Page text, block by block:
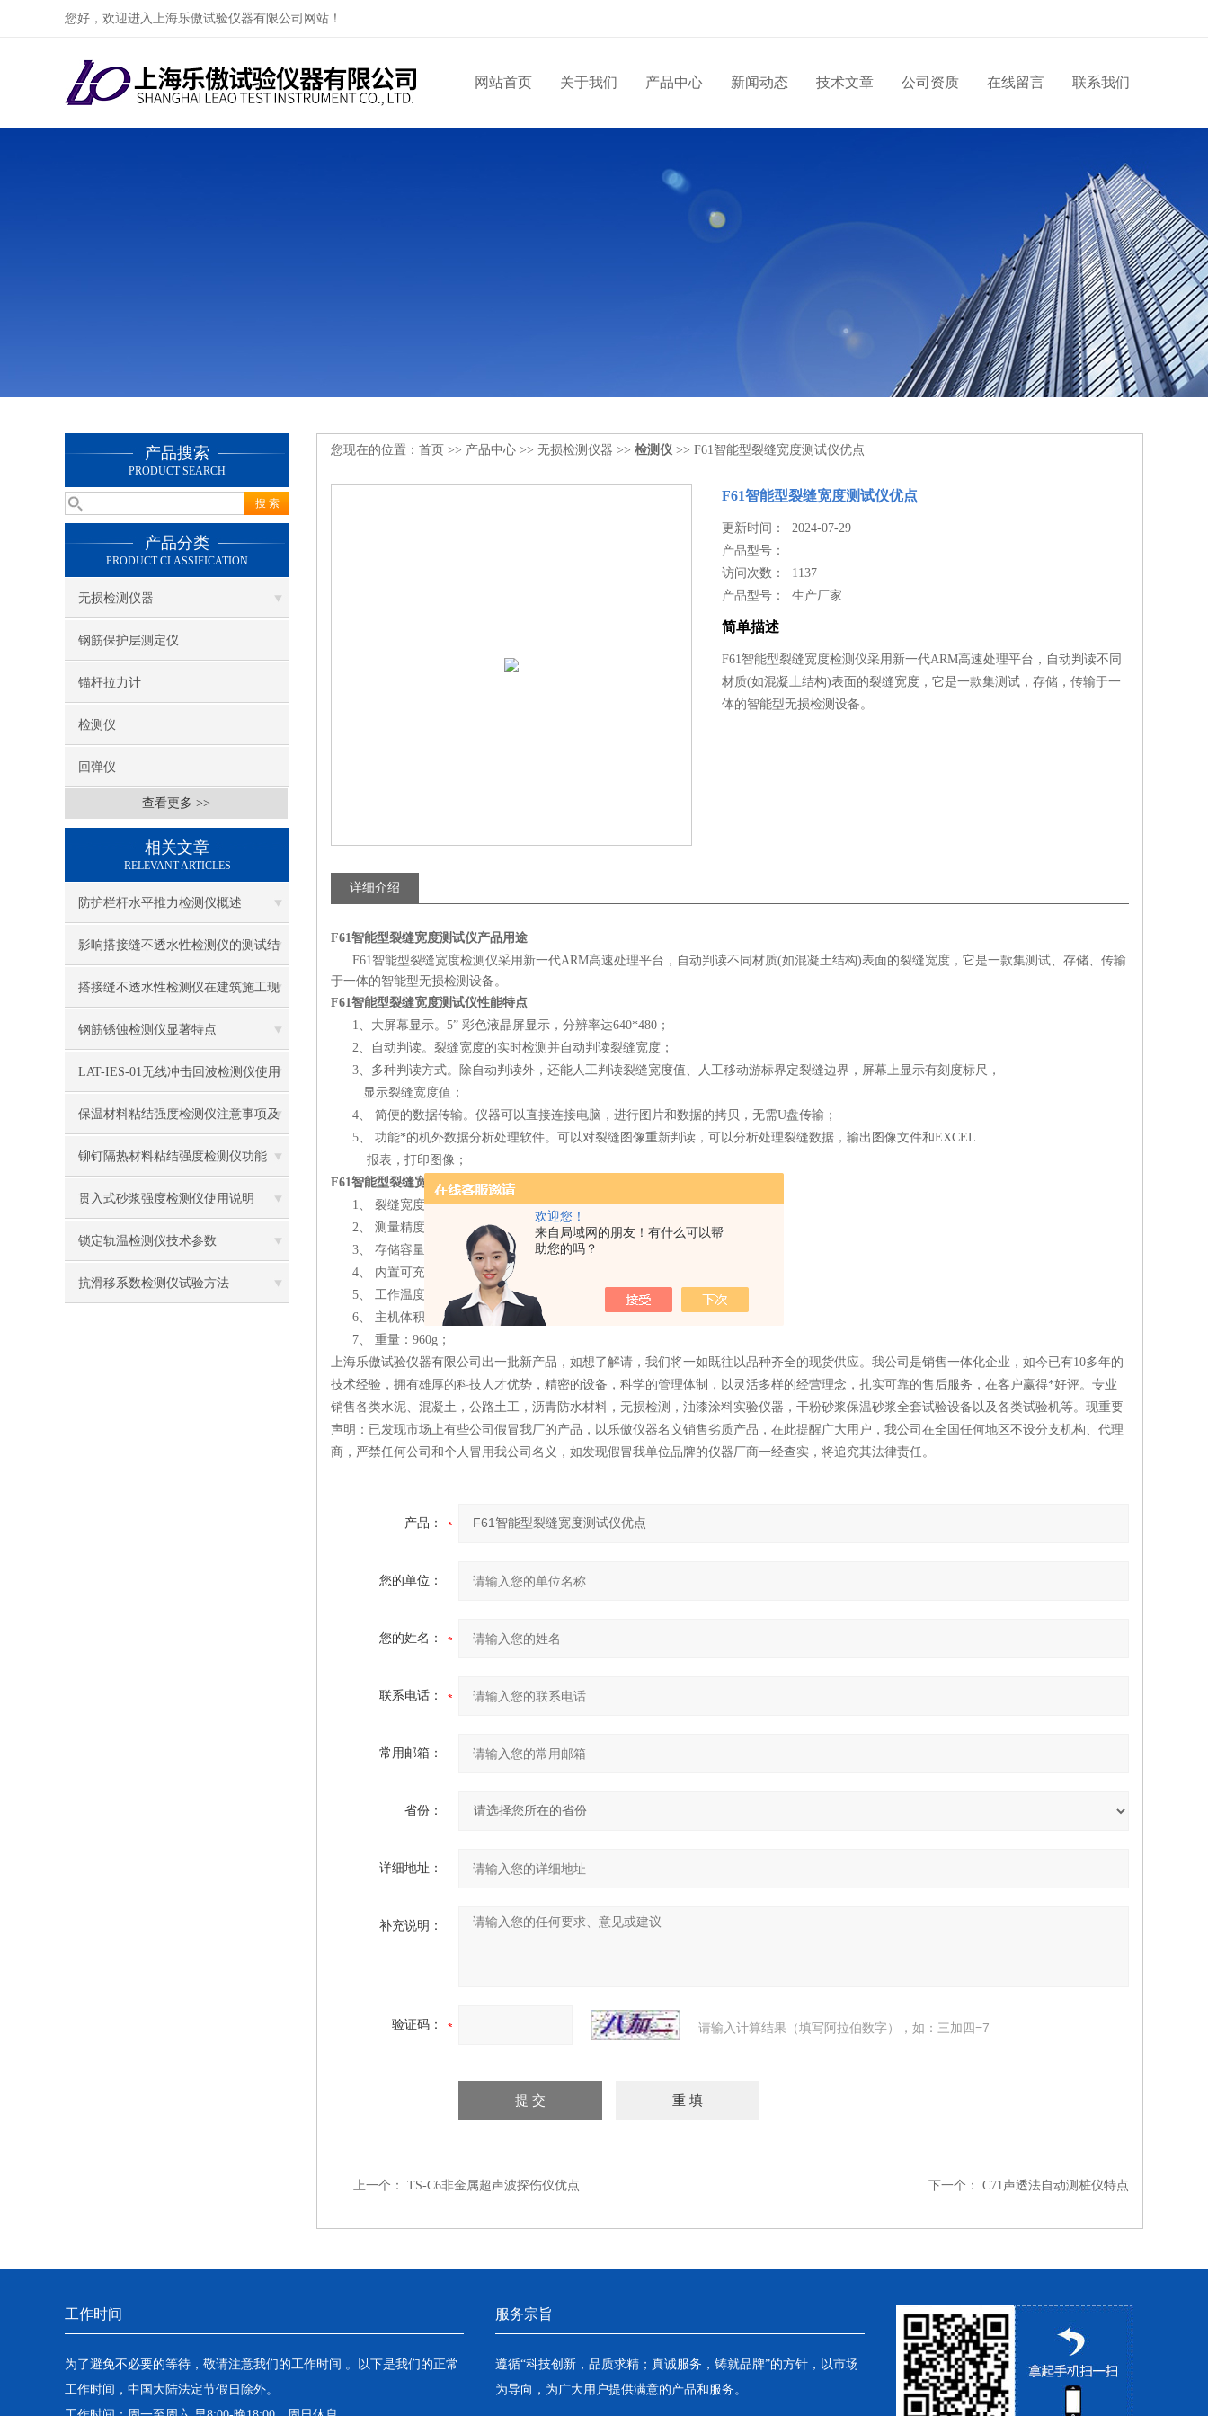
欢迎您！
来自局域网的朋友！有什么可以帮
助您的吗？
您好，欢迎进入上海乐傲试验仪器有限公司网站！
网站首页 关于我们 产品中心 新闻动态 技术文章 公司资质 在线留言 联系我们
产品搜索
PRODUCT SEARCH
产品分类
PRODUCT CLASSIFICATION
无损检测仪器
钢筋保护层测定仪
锚杆拉力计
检测仪
回弹仪
查看更多 >>
相关文章
RELEVANT ARTICLES
防护栏杆水平推力检测仪概述
影响搭接缝不透水性检测仪的测试结
果的因素有哪些？
搭接缝不透水性检测仪在建筑施工现
场中的应用
钢筋锈蚀检测仪显著特点
LAT-IES-01无线冲击回波检测仪使用
操作方法
保温材料粘结强度检测仪注意事项及
保养
铆钉隔热材料粘结强度检测仪功能
贯入式砂浆强度检测仪使用说明
锁定轨温检测仪技术参数
抗滑移系数检测仪试验方法
您现在的位置： 首页 >> 产品中心 >> 无损检测仪器 >> 检测仪 >> F61智能型裂缝宽度测试仪优点
F61智能型裂缝宽度测试仪优点
更新时间： 2024-07-29
产品型号：
访问次数： 1137
产品型号： 生产厂家
简单描述
F61智能型裂缝宽度检测仪采用新一代ARM高速处理平台，自动判读不同
材质(如混凝土结构)表面的裂缝宽度，它是一款集测试，存储，传输于一
体的智能型无损检测设备。
详细介绍
F61智能型裂缝宽度测试仪产品用途
F61智能型裂缝宽度检测仪采用新一代ARM高速处理平台，自动判读不同材质(如混凝土结构)表面的裂缝宽度，它是一款集测试、存储、传输
于一体的智能型无损检测设备。
F61智能型裂缝宽度测试仪性能特点
1、大屏幕显示。5” 彩色液晶屏显示，分辨率达640*480；
2、自动判读。裂缝宽度的实时检测并自动判读裂缝宽度；
3、多种判读方式。除自动判读外，还能人工判读裂缝宽度值、人工移动游标界定裂缝边界，屏幕上显示有刻度标尺，
显示裂缝宽度值；
4、 简便的数据传输。仪器可以直接连接电脑，进行图片和数据的拷贝，无需U盘传输；
5、 功能*的机外数据分析处理软件。可以对裂缝图像重新判读，可以分析处理裂缝数据，输出图像文件和EXCEL
报表，打印图像；
F61智能型裂缝宽度测试仪技术指标
1、 裂缝宽度值测量范围：0～8mm；
2、 测量精度：0.01mm；
3、 存储容量大：可存储10万个裂缝测点的图像及宽度数据；
4、 内置可充电锂电池，可连续工作8个小时；
5、 工作温度：-10℃～+50℃；
6、 主机体积：85mm×168mm×208mm；
7、 重量：960g；
上海乐傲试验仪器有限公司出一批新产品，如想了解请，我们将一如既往以品种齐全的现货供应。我公司是销售一体化企业，如今已有10多年的
技术经验，拥有雄厚的科技人才优势，精密的设备，科学的管理体制，以灵活多样的经营理念，扎实可靠的售后服务，在客户赢得*好评。专业
销售各类水泥、混凝土，公路土工，沥青防水材料，无损检测，油漆涂料实验仪器，干粉砂浆保温砂浆全套试验设备以及各类试验机等。现重要
声明：已发现市场上有些公司假冒我厂的产品，以乐傲仪器名义销售劣质产品，在此提醒广大用户，我公司在全国任何地区不设分支机构、代理
商，严禁任何公司和个人冒用我公司名义，如发现假冒我单位品牌的仪器厂商一经查实，将追究其法律责任。
产品：
您的单位：
您的姓名：
联系电话：
常用邮箱：
省份：
详细地址：
补充说明：
验证码： 请输入计算结果（填写阿拉伯数字），如：三加四=7
上一个： TS-C6非金属超声波探伤仪优点 下一个： C71声透法自动测桩仪特点
工作时间
为了避免不必要的等待，敬请注意我们的工作时间 。以下是我们的正常
工作时间，中国大陆法定节假日除外。
服务宗旨
遵循“科技创新，品质求精；真诚服务，铸就品牌”的方针，以市场
为导向，为广大用户提供满意的产品和服务。